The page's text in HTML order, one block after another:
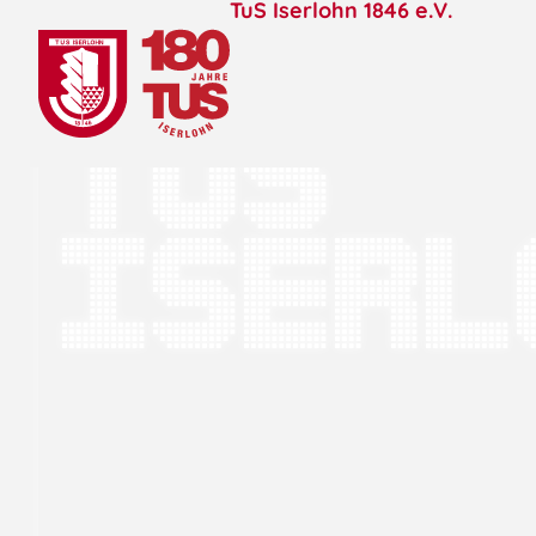
TuS Iserlohn 1846 e.V.
TuS